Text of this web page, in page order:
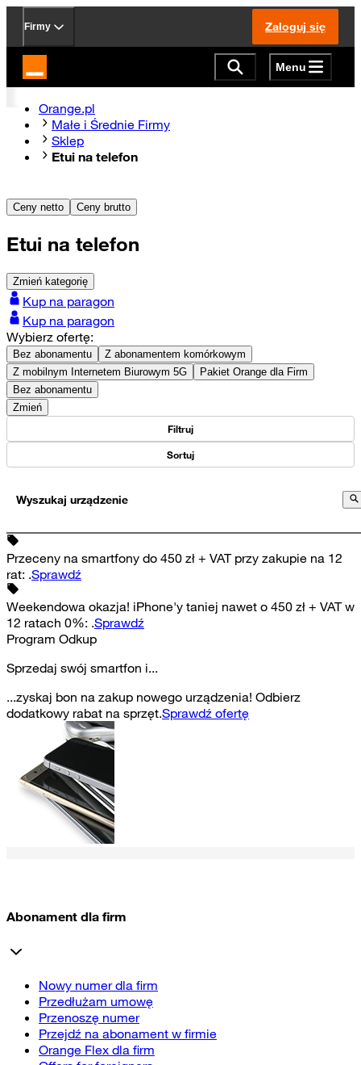
Firmy Zaloguj się
Strona główna Orange.pl Menu
Orange.pl
Małe i Średnie Firmy
Sklep
Etui na telefon
Ceny netto Ceny brutto
Etui na telefon
Zmień kategorię
Kup na paragon
Kup na paragon
Wybierz ofertę:
Bez abonamentu
Z abonamentem komórkowym
Z mobilnym Internetem Biurowym 5G
Pakiet Orange dla Firm
Bez abonamentu
Zmień
Filtruj
Sortuj
Wyszukaj urządzenie
Przeceny na smartfony do 450 zł + VAT przy zakupie na 12
rat: .Sprawdź
Weekendowa okazja! iPhone'y taniej nawet o 450 zł + VAT w
12 ratach 0%: .Sprawdź
Program Odkup
Sprzedaj swój smartfon i...
...zyskaj bon na zakup nowego urządzenia! Odbierz
dodatkowy rabat na sprzęt.Sprawdź ofertę
Abonament dla firm
Nowy numer dla firm
Przedłużam umowę
Przenoszę numer
Przejdź na abonament w firmie
Orange Flex dla firm